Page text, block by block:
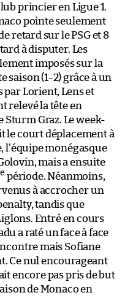
princier en Ligue 1.
pointe seulement
retard sur le PSG et 8
à disputer. Les
imposés sur la
saison (1-2) grâce à un
par Lorient, Lens et
relevé la tête en
Sturm Graz. Le week-
le court déplacement à
l’équipe monégasque
mais a ensuite
période. Néanmoins,
à accrocher un
tandis que
Entré en cours
a raté un face à face
mais Sofiane
Ce nul encourageant
encore pas pris de but
de Monaco en